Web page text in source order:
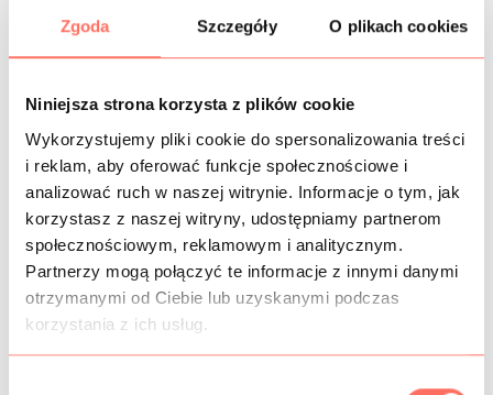
Zgoda Szczegóły O plikach cookies
Niniejsza strona korzysta z plików cookie
Wykorzystujemy pliki cookie do spersonalizowania treści
i reklam, aby oferować funkcje społecznościowe i
analizować ruch w naszej witrynie. Informacje o tym, jak
korzystasz z naszej witryny, udostępniamy partnerom
społecznościowym, reklamowym i analitycznym.
Partnerzy mogą połączyć te informacje z innymi danymi
otrzymanymi od Ciebie lub uzyskanymi podczas
korzystania z ich usług.
Grubsza bawełna
z jedwabiem i wiskozą, mięsista, zwarta.
Kolor rozbielony róż w chłodnym odcieniu (idący w
podszewki,nie prześwituje. Tkanina nie poci,
skórze oddychać
, co daje komfort podczas noszenia ubrań
z niej uszytych.
Cechy: nieprzezierna bawełna z domieszką jedwabiu i
wiskozy, gładka, nieelastyczna, wytrzymała, mięsista i
zwarta, ale plastyczna, dobrze układająca się. Powierzchnia
matowa zarówno na prawej, jak i lewej stronie.
Zastosowanie: jednolita bawełna na żakiet,garsonkę,
garnitur damski, marynarkę, sukienkę, spódnicę, szorty itp.
Włoska bawełna na metry, bardzo dobrej jakości.